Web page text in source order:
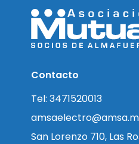
Contacto
Tel: 3471520013
San Lorenzo 710, Las